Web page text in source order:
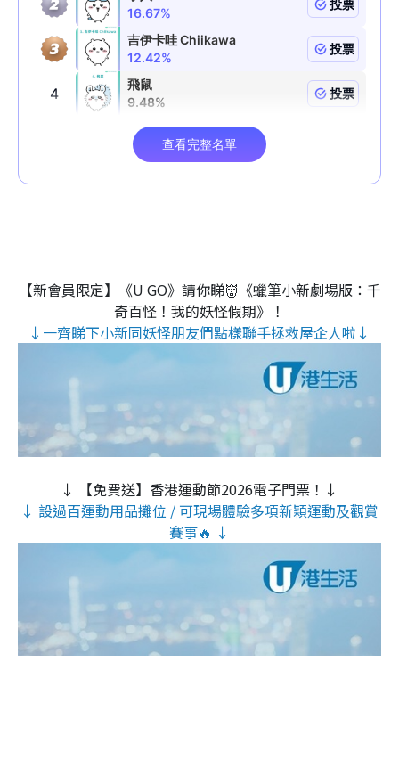
【新會員限定】《U GO》請你睇👹《蠟筆小新劇場版：千
奇百怪！我的妖怪假期》！
↓一齊睇下小新同妖怪朋友們點樣聯手拯救屋企人啦↓
↓ 【免費送】香港運動節2026電子門票！↓
↓ 設過百運動用品攤位 / 可現場體驗多項新穎運動及觀賞
賽事🔥 ↓